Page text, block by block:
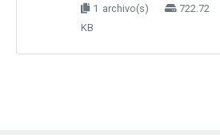
1 archivo(s)
722.72
KB